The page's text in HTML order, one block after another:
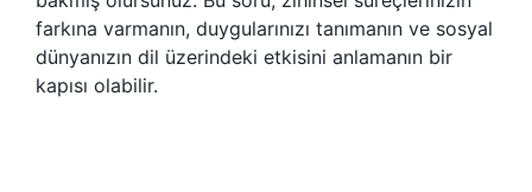
farkına varmanın, duygularınızı tanımanın ve sosyal
dünyanızın dil üzerindeki etkisini anlamanın bir
kapısı olabilir.